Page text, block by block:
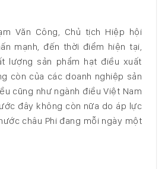
Văn Công, Chủ tịch Hiệp hội
mạnh, đến thời điểm hiện tại,
lượng sản phẩm hạt điều xuất
còn của các doanh nghiệp sản
cũng như ngành điều Việt Nam
đây không còn nữa do áp lực
châu Phi đang mỗi ngày một